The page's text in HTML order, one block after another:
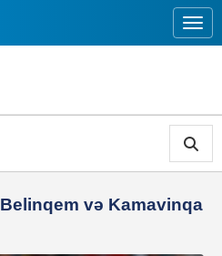
Belinqem və Kamavinqa